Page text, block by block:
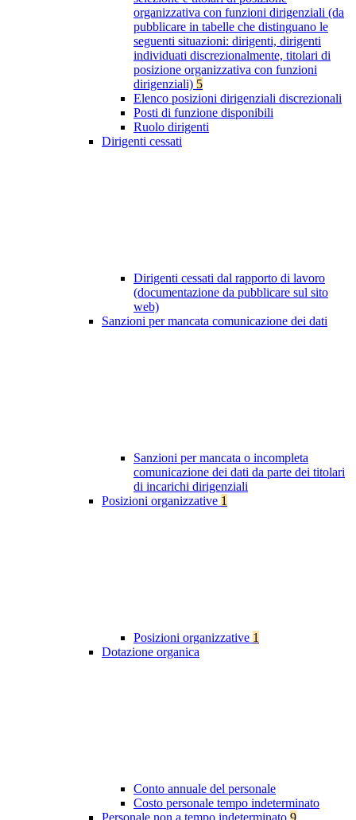
organizzativa con funzioni dirigenziali (da
pubblicare in tabelle che distinguano le
seguenti situazioni: dirigenti, dirigenti
individuati discrezionalmente, titolari di
posizione organizzativa con funzioni
dirigenziali) 5
Elenco posizioni dirigenziali discrezionali
Posti di funzione disponibili
Ruolo dirigenti
Dirigenti cessati
Dirigenti cessati dal rapporto di lavoro
(documentazione da pubblicare sul sito
web)
Sanzioni per mancata comunicazione dei dati
Sanzioni per mancata o incompleta
comunicazione dei dati da parte dei titolari
di incarichi dirigenziali
Posizioni organizzative 1
Posizioni organizzative 1
Dotazione organica
Conto annuale del personale
Costo personale tempo indeterminato